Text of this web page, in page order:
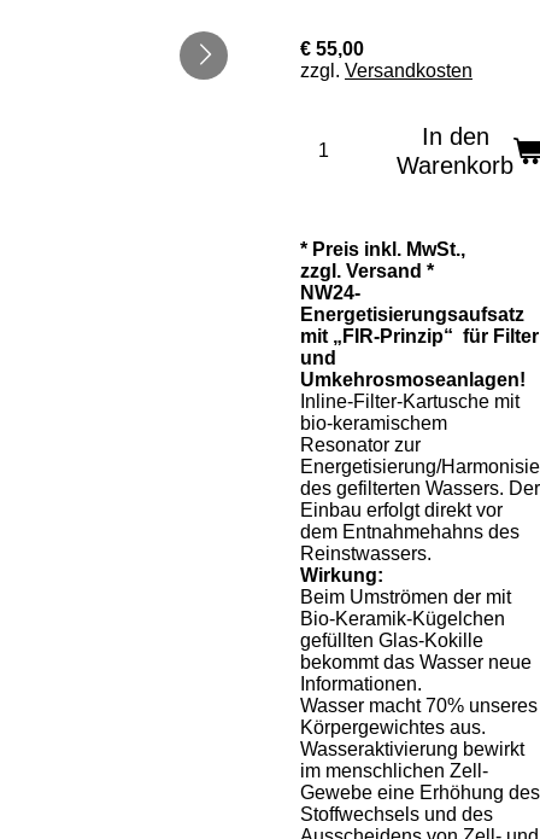
€ 55,00
zzgl. Versandkosten
In den
Warenkorb
* Preis inkl. MwSt.,
zzgl. Versand *
NW24-
Energetisierungsaufsatz
mit „FIR-Prinzip“ für Filter
und
Umkehrosmoseanlagen!
Inline-Filter-Kartusche mit
bio-keramischem
Resonator zur
Energetisierung/
des gefilterten Wassers. Der
Einbau erfolgt direkt vor
dem Entnahmehahns des
Reinstwassers.
Wirkung:
Beim Umströmen der mit
Bio-Keramik-Kügelchen
gefüllten Glas-Kokille
bekommt das Wasser neue
Informationen.
Wasser macht 70% unseres
Körpergewichtes aus.
Wasseraktivierung bewirkt
im menschlichen Zell-
Gewebe eine Erhöhung des
Stoffwechsels und des